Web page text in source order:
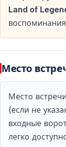
После
обратный
обратно в свои
Почему
Land of
Место
Место
(если не
входные
легко